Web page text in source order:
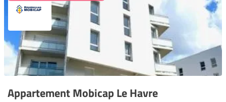
Appartement Mobicap Le Havre